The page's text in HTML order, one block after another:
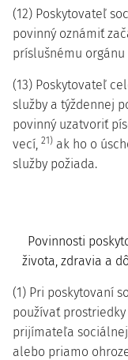
(12) Poskytovateľ
povinný oznámiť
príslušnému
(13) Poskytovateľ
služby a týždennej
povinný uzatvoriť
vecí, 21) ak ho o
služby požiada.
Povinnosti
života, zdravia a
(1) Pri poskytovaní
používať
prijímateľa
alebo priamo